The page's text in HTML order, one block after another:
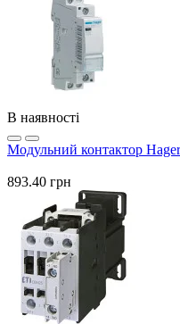
В наявності
Модульний контактор
893.40 грн